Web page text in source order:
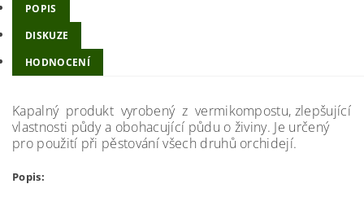
POPIS
DISKUZE
HODNOCENÍ
Kapalný produkt vyrobený z vermikompostu, zlepšující
vlastnosti půdy a obohacující půdu o živiny. Je určený
pro použití při pěstování všech druhů orchidejí.
Popis: